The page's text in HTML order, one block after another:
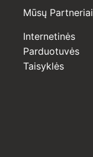
Mūsų Partneriai
Internetinės
Parduotuvės
Taisyklės